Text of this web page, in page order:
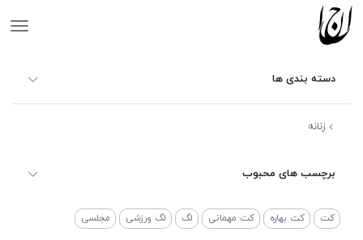
دسته بندی ها
زنانه
برچسب های محبوب
کت کت بهاره کت مهمانی لگ لگ ورزشی مجلسی